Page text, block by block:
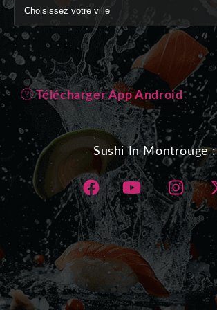
Télécharger App Android
Sushi In Montrouge :